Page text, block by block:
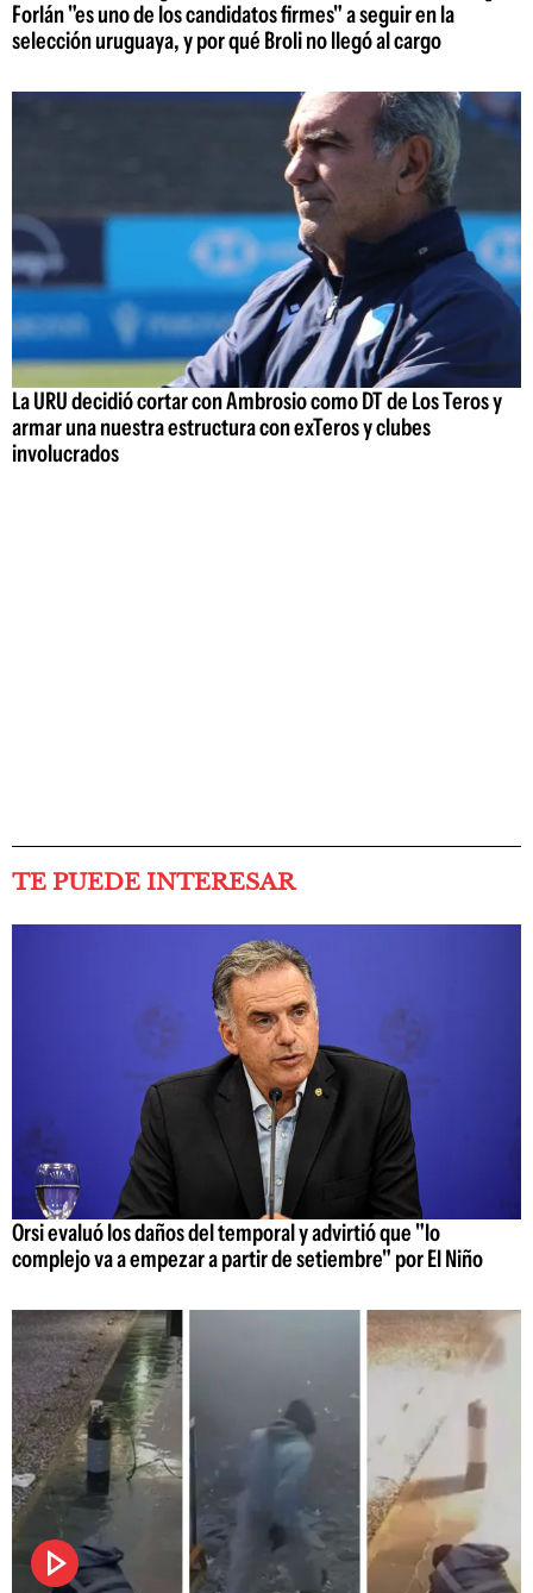
Forlán "es uno de los candidatos firmes" a seguir en la
selección uruguaya, y por qué Broli no llegó al cargo
La URU decidió cortar con Ambrosio como DT de Los Teros y
armar una nuestra estructura con exTeros y clubes
involucrados
TE PUEDE INTERESAR
Orsi evaluó los daños del temporal y advirtió que "lo
complejo va a empezar a partir de setiembre" por El Niño